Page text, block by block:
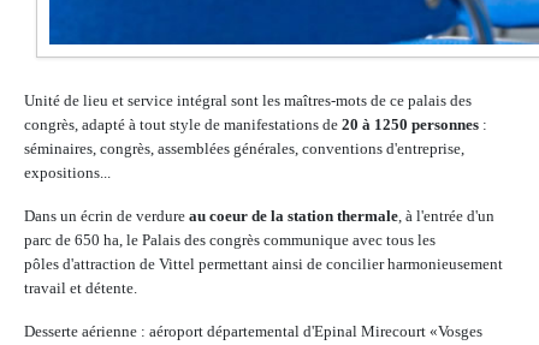
Unité de lieu et service intégral sont les maîtres-mots de ce palais des
congrès, adapté à tout style de manifestations de 20 à 1250 personnes :
séminaires, congrès, assemblées générales, conventions d'entreprise,
expositions...
Dans un écrin de verdure au coeur de la station thermale, à l'entrée d'un
parc de 650 ha, le Palais des congrès communique avec tous les
pôles d'attraction de Vittel permettant ainsi de concilier harmonieusement
travail et détente.
Desserte aérienne : aéroport départemental d'Epinal Mirecourt «Vosges